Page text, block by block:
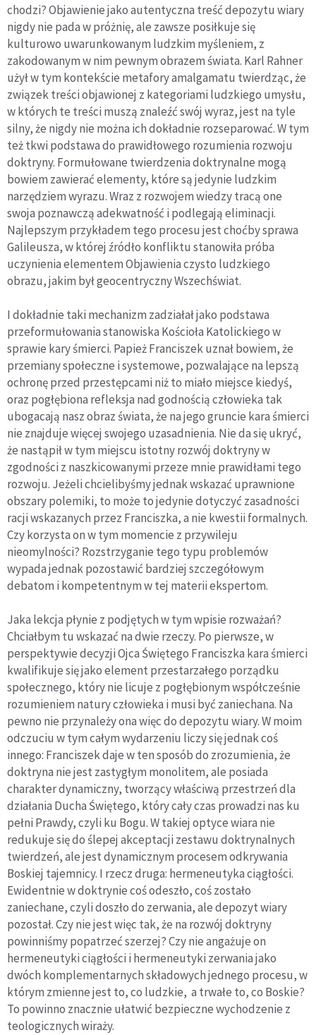
chodzi? Objawienie jako autentyczna treść depozytu wiary
nigdy nie pada w próżnię, ale zawsze posiłkuje się
kulturowo uwarunkowanym ludzkim myśleniem, z
zakodowanym w nim pewnym obrazem świata. Karl Rahner
użył w tym kontekście metafory amalgamatu twierdząc, że
związek treści objawionej z kategoriami ludzkiego umysłu,
w których te treści muszą znaleźć swój wyraz, jest na tyle
silny, że nigdy nie można ich dokładnie rozseparować. W tym
też tkwi podstawa do prawidłowego rozumienia rozwoju
doktryny. Formułowane twierdzenia doktrynalne mogą
bowiem zawierać elementy, które są jedynie ludzkim
narzędziem wyrazu. Wraz z rozwojem wiedzy tracą one
swoja poznawczą adekwatność i podlegają eliminacji.
Najlepszym przykładem tego procesu jest choćby sprawa
Galileusza, w której źródło konfliktu stanowiła próba
uczynienia elementem Objawienia czysto ludzkiego
obrazu, jakim był geocentryczny Wszechświat.
I dokładnie taki mechanizm zadziałał jako podstawa
przeformułowania stanowiska Kościoła Katolickiego w
sprawie kary śmierci. Papież Franciszek uznał bowiem, że
przemiany społeczne i systemowe, pozwalające na lepszą
ochronę przed przestępcami niż to miało miejsce kiedyś,
oraz pogłębiona refleksja nad godnością człowieka tak
ubogacają nasz obraz świata, że na jego gruncie kara śmierci
nie znajduje więcej swojego uzasadnienia. Nie da się ukryć,
że nastąpił w tym miejscu istotny rozwój doktryny w
zgodności z naszkicowanymi przeze mnie prawidłami tego
rozwoju. Jeżeli chcielibyśmy jednak wskazać uprawnione
obszary polemiki, to może to jedynie dotyczyć zasadności
racji wskazanych przez Franciszka, a nie kwestii formalnych.
Czy korzysta on w tym momencie z przywileju
nieomylności? Rozstrzyganie tego typu problemów
wypada jednak pozostawić bardziej szczegółowym
debatom i kompetentnym w tej materii ekspertom.
Jaka lekcja płynie z podjętych w tym wpisie rozważań?
Chciałbym tu wskazać na dwie rzeczy. Po pierwsze, w
perspektywie decyzji Ojca Świętego Franciszka kara śmierci
kwalifikuje się jako element przestarzałego porządku
społecznego, który nie licuje z pogłębionym współcześnie
rozumieniem natury człowieka i musi być zaniechana. Na
pewno nie przynależy ona więc do depozytu wiary. W moim
odczuciu w tym całym wydarzeniu liczy się jednak coś
innego: Franciszek daje w ten sposób do zrozumienia, że
doktryna nie jest zastygłym monolitem, ale posiada
charakter dynamiczny, tworzący właściwą przestrzeń dla
działania Ducha Świętego, który cały czas prowadzi nas ku
pełni Prawdy, czyli ku Bogu. W takiej optyce wiara nie
redukuje się do ślepej akceptacji zestawu doktrynalnych
twierdzeń, ale jest dynamicznym procesem odkrywania
Boskiej tajemnicy. I rzecz druga: hermeneutyka ciągłości.
Ewidentnie w doktrynie coś odeszło, coś zostało
zaniechane, czyli doszło do zerwania, ale depozyt wiary
pozostał. Czy nie jest więc tak, że na rozwój doktryny
powinniśmy popatrzeć szerzej? Czy nie angażuje on
hermeneutyki ciągłości i hermeneutyki zerwania jako
dwóch komplementarnych składowych jednego procesu, w
którym zmienne jest to, co ludzkie, a trwałe to, co Boskie?
To powinno znacznie ułatwić bezpieczne wychodzenie z
teologicznych wiraży.